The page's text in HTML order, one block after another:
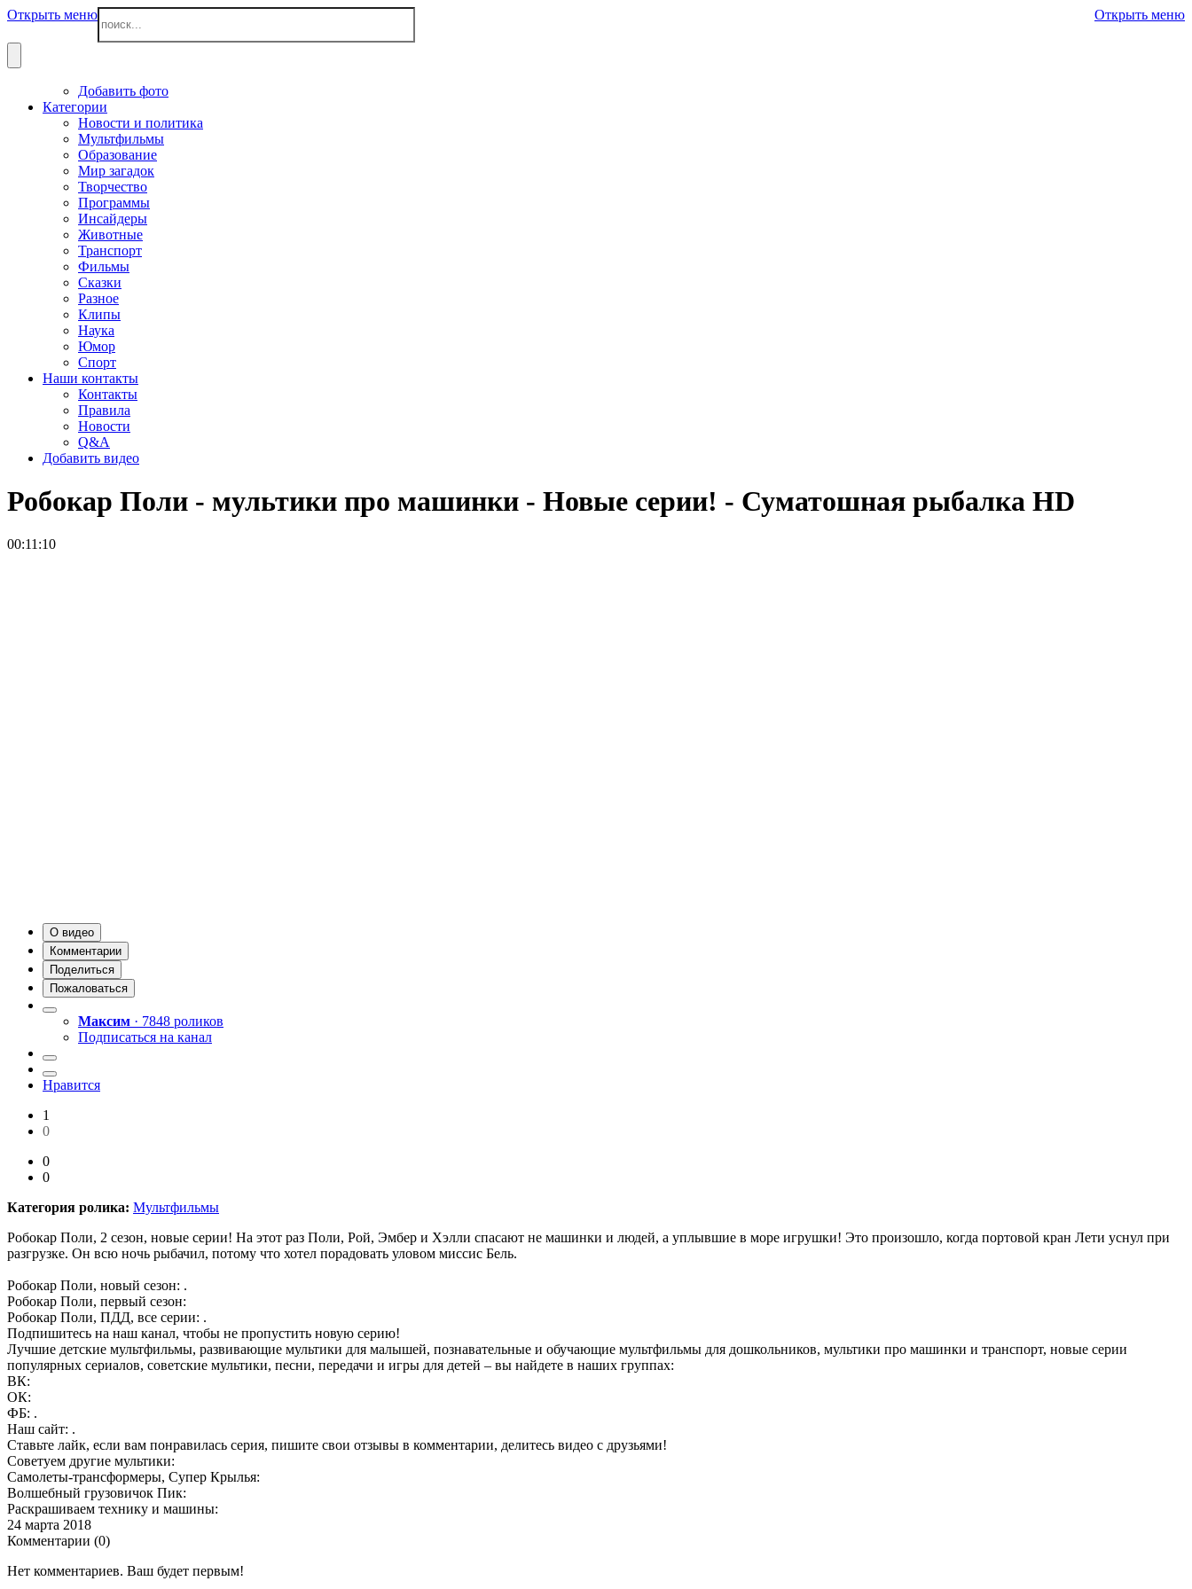
Открыть меню Открыть меню
Добавить фото
Категории
Новости и политика
Мультфильмы
Образование
Мир загадок
Творчество
Программы
Инсайдеры
Животные
Транспорт
Фильмы
Сказки
Разное
Клипы
Наука
Юмор
Спорт
Наши контакты
Контакты
Правила
Новости
Q&A
Добавить видео
Робокар Поли - мультики про машинки - Новые серии! - Суматошная рыбалка HD
00:11:10
О видео
Комментарии
Поделиться
Пожаловаться
Максим · 7848 роликов
Подписаться на канал
Нравится
1
0
0
0
Категория ролика: Мультфильмы
Робокар Поли, 2 сезон, новые серии! На этот раз Поли, Рой, Эмбер и Хэлли спасают не машинки и людей, а уплывшие в море игрушки! Это произошло, когда портовой кран Лети уснул при
разгрузке. Он всю ночь рыбачил, потому что хотел порадовать уловом миссис Бель.
Робокар Поли, новый сезон: .
Робокар Поли, первый сезон:
Робокар Поли, ПДД, все серии: .
Подпишитесь на наш канал, чтобы не пропустить новую серию!
Лучшие детские мультфильмы, развивающие мультики для малышей, познавательные и обучающие мультфильмы для дошкольников, мультики про машинки и транспорт, новые серии
популярных сериалов, советские мультики, песни, передачи и игры для детей – вы найдете в наших группах:
ВК:
ОК:
ФБ: .
Наш сайт: .
Ставьте лайк, если вам понравилась серия, пишите свои отзывы в комментарии, делитесь видео с друзьями!
Советуем другие мультики:
Самолеты-трансформеры, Супер Крылья:
Волшебный грузовичок Пик:
Раскрашиваем технику и машины:
24 марта 2018
Комментарии (0)
Нет комментариев. Ваш будет первым!